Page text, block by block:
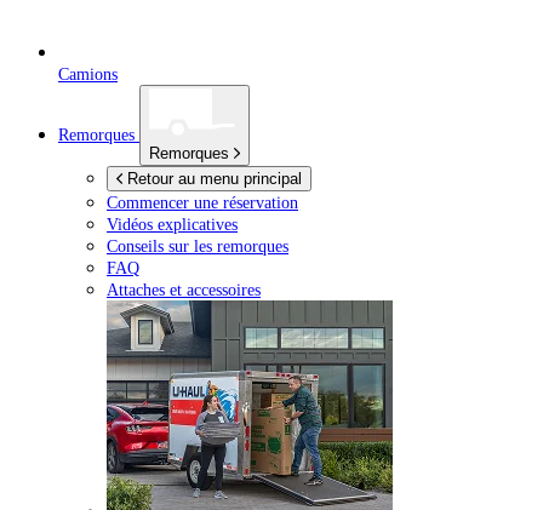
Camions
Remorques
Remorques
Retour au menu principal
Commencer une réservation
Vidéos explicatives
Conseils sur les remorques
FAQ
Attaches et accessoires